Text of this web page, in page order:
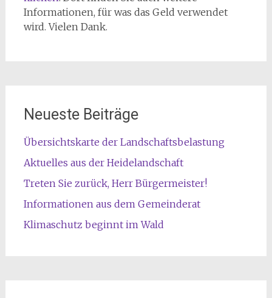
Informationen, für was das Geld verwendet
wird. Vielen Dank.
Neueste Beiträge
Übersichtskarte der Landschaftsbelastung
Aktuelles aus der Heidelandschaft
Treten Sie zurück, Herr Bürgermeister!
Informationen aus dem Gemeinderat
Klimaschutz beginnt im Wald